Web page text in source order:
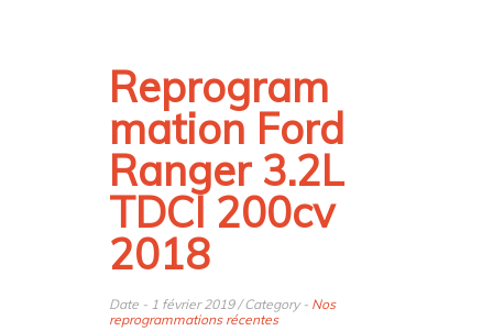
Reprogram
mation Ford
Ranger 3.2L
TDCI 200cv
2018
Date - 1 février 2019 / Category - Nos
reprogrammations récentes